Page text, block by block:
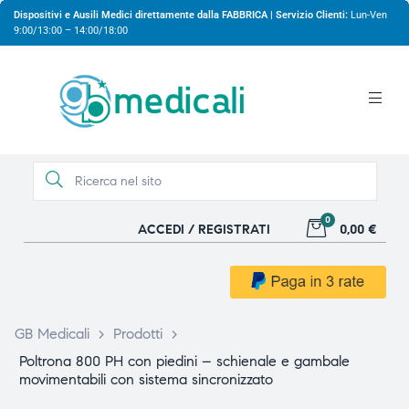
Dispositivi e Ausili Medici direttamente dalla FABBRICA | Servizio Clienti: Lun-Ven
9:00/13:00 – 14:00/18:00
ACCEDI / REGISTRATI
0
0,00 €
GB Medicali > Prodotti
>
Poltrona 800 PH con piedini – schienale e gambale
movimentabili con sistema sincronizzato